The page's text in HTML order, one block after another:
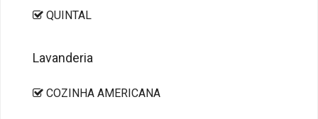
QUINTAL
Lavanderia
COZINHA AMERICANA